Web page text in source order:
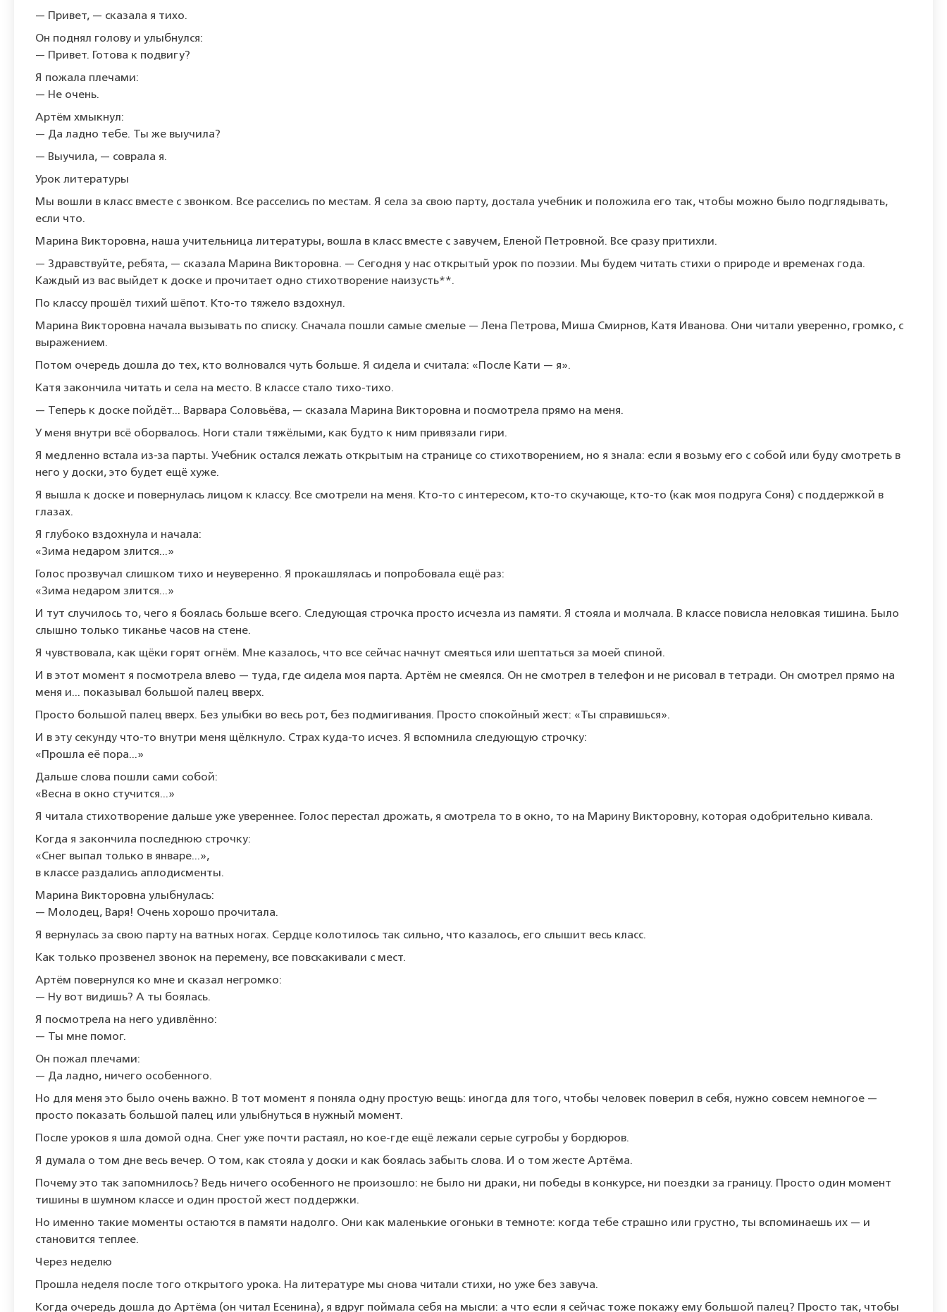
— Привет, — сказала я тихо.
Он поднял голову и улыбнулся:
— Привет. Готова к подвигу?
Я пожала плечами:
— Не очень.
Артём хмыкнул:
— Да ладно тебе. Ты же выучила?
— Выучила, — соврала я.
Урок литературы
Мы вошли в класс вместе с звонком. Все расселись по местам. Я села за свою парту, достала учебник и положила его так, чтобы можно было подглядывать,
если что.
Марина Викторовна, наша учительница литературы, вошла в класс вместе с завучем, Еленой Петровной. Все сразу притихли.
— Здравствуйте, ребята, — сказала Марина Викторовна. — Сегодня у нас открытый урок по поэзии. Мы будем читать стихи о природе и временах года.
Каждый из вас выйдет к доске и прочитает одно стихотворение наизусть**.
По классу прошёл тихий шёпот. Кто-то тяжело вздохнул.
Марина Викторовна начала вызывать по списку. Сначала пошли самые смелые — Лена Петрова, Миша Смирнов, Катя Иванова. Они читали уверенно, громко, с
выражением.
Потом очередь дошла до тех, кто волновался чуть больше. Я сидела и считала: «После Кати — я».
Катя закончила читать и села на место. В классе стало тихо-тихо.
— Теперь к доске пойдёт... Варвара Соловьёва, — сказала Марина Викторовна и посмотрела прямо на меня.
У меня внутри всё оборвалось. Ноги стали тяжёлыми, как будто к ним привязали гири.
Я медленно встала из-за парты. Учебник остался лежать открытым на странице со стихотворением, но я знала: если я возьму его с собой или буду смотреть в
него у доски, это будет ещё хуже.
Я вышла к доске и повернулась лицом к классу. Все смотрели на меня. Кто-то с интересом, кто-то скучающе, кто-то (как моя подруга Соня) с поддержкой в
глазах.
Я глубоко вздохнула и начала:
«Зима недаром злится...»
Голос прозвучал слишком тихо и неуверенно. Я прокашлялась и попробовала ещё раз:
«Зима недаром злится...»
И тут случилось то, чего я боялась больше всего. Следующая строчка просто исчезла из памяти. Я стояла и молчала. В классе повисла неловкая тишина. Было
слышно только тиканье часов на стене.
Я чувствовала, как щёки горят огнём. Мне казалось, что все сейчас начнут смеяться или шептаться за моей спиной.
И в этот момент я посмотрела влево — туда, где сидела моя парта. Артём не смеялся. Он не смотрел в телефон и не рисовал в тетради. Он смотрел прямо на
меня и... показывал большой палец вверх.
Просто большой палец вверх. Без улыбки во весь рот, без подмигивания. Просто спокойный жест: «Ты справишься».
И в эту секунду что-то внутри меня щёлкнуло. Страх куда-то исчез. Я вспомнила следующую строчку:
«Прошла её пора...»
Дальше слова пошли сами собой:
«Весна в окно стучится...»
Я читала стихотворение дальше уже увереннее. Голос перестал дрожать, я смотрела то в окно, то на Марину Викторовну, которая одобрительно кивала.
Когда я закончила последнюю строчку:
«Снег выпал только в январе...»,
в классе раздались аплодисменты.
Марина Викторовна улыбнулась:
— Молодец, Варя! Очень хорошо прочитала.
Я вернулась за свою парту на ватных ногах. Сердце колотилось так сильно, что казалось, его слышит весь класс.
Как только прозвенел звонок на перемену, все повскакивали с мест.
Артём повернулся ко мне и сказал негромко:
— Ну вот видишь? А ты боялась.
Я посмотрела на него удивлённо:
— Ты мне помог.
Он пожал плечами:
— Да ладно, ничего особенного.
Но для меня это было очень важно. В тот момент я поняла одну простую вещь: иногда для того, чтобы человек поверил в себя, нужно совсем немногое —
просто показать большой палец или улыбнуться в нужный момент.
После уроков я шла домой одна. Снег уже почти растаял, но кое-где ещё лежали серые сугробы у бордюров.
Я думала о том дне весь вечер. О том, как стояла у доски и как боялась забыть слова. И о том жесте Артёма.
Почему это так запомнилось? Ведь ничего особенного не произошло: не было ни драки, ни победы в конкурсе, ни поездки за границу. Просто один момент
тишины в шумном классе и один простой жест поддержки.
Но именно такие моменты остаются в памяти надолго. Они как маленькие огоньки в темноте: когда тебе страшно или грустно, ты вспоминаешь их — и
становится теплее.
Через неделю
Прошла неделя после того открытого урока. На литературе мы снова читали стихи, но уже без завуча.
Когда очередь дошла до Артёма (он читал Есенина), я вдруг поймала себя на мысли: а что если я сейчас тоже покажу ему большой палец? Просто так, чтобы